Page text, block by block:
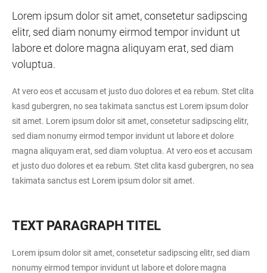
Lorem ipsum dolor sit amet, consetetur sadipscing
elitr, sed diam nonumy eirmod tempor invidunt ut
labore et dolore magna aliquyam erat, sed diam
voluptua.
At vero eos et accusam et justo duo dolores et ea rebum. Stet clita
kasd gubergren, no sea takimata sanctus est Lorem ipsum dolor
sit amet. Lorem ipsum dolor sit amet, consetetur sadipscing elitr,
sed diam nonumy eirmod tempor invidunt ut labore et dolore
magna aliquyam erat, sed diam voluptua. At vero eos et accusam
et justo duo dolores et ea rebum. Stet clita kasd gubergren, no sea
takimata sanctus est Lorem ipsum dolor sit amet.
TEXT PARAGRAPH TITEL
Lorem ipsum dolor sit amet, consetetur sadipscing elitr, sed diam
nonumy eirmod tempor invidunt ut labore et dolore magna